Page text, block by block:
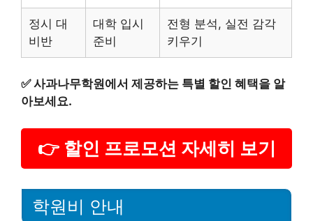
정시 대
비반
대학 입시
준비
전형 분석, 실전 감각
키우기
✅사과나무학원에서 제공하는 특별 할인 혜택을 알
아보세요.
👉 할인 프로모션 자세히 보기
학원비 안내